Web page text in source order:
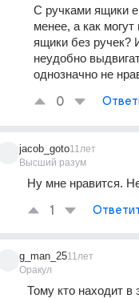
С ручками ящики
менее, а как могут
ящики без ручек?
неудобно
однозначно не
0
jacob_goto
Высший разум
11лет
Ну мне нравится.
1
g_man_25
Оракул
11лет
Тому кто находит в